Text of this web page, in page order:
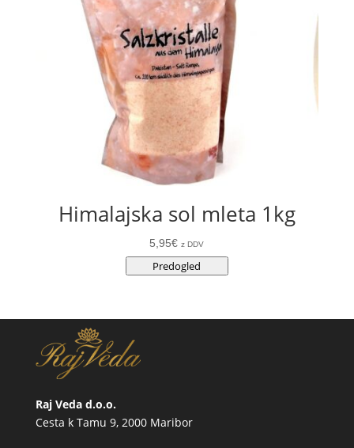
Himalajska sol mleta 1kg
5,95€ z DDV
Predogled
Raj Veda d.o.o.
Cesta k Tamu 9, 2000 Maribor